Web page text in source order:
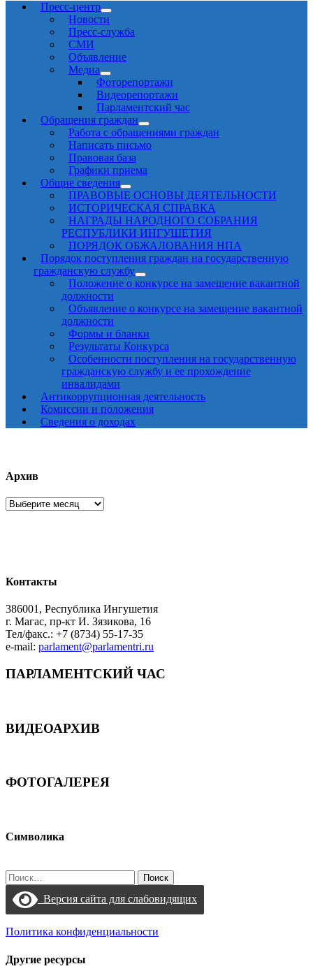
Пресс-центр
Новости
Пресс-служба
СМИ
Объявление
Медиа
Фоторепортажи
Видеорепортажи
Парламентский час
Обращения граждан
Работа с обращениями граждан
Написать письмо
Правовая база
Графики приема
Общие сведения
ПРАВОВЫЕ ОСНОВЫ ДЕЯТЕЛЬНОСТИ
ИСТОРИЧЕСКАЯ СПРАВКА
НАГРАДЫ НАРОДНОГО СОБРАНИЯ
РЕСПУБЛИКИ ИНГУШЕТИЯ
ПОРЯДОК ОБЖАЛОВАНИЯ НПА
Порядок поступления граждан на государственную
гражданскую службу
Положение о конкурсе на замещение вакантной
должности
Объявление о конкурсе на замещение вакантной
должности
Формы и бланки
Результаты Конкурса
Особенности поступления на государственную
гражданскую службу и ее прохождение
инвалидами
Антикоррупционная деятельность
Комиссии и положения
Сведения о доходах
Архив
Архив
Контакты
386001, Республика Ингушетия
г. Магас, пр-кт И. Зязикова, 16
Тел/факс.: +7 (8734) 55-17-35
e-mail: parlament@parlamentri.ru
ПАРЛАМЕНТСКИЙ ЧАС
ВИДЕОАРХИВ
ФОТОГАЛЕРЕЯ
Символика
Найти:
Версия сайта для слабовидящих
Политика конфиденциальности
Другие ресурсы